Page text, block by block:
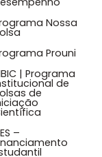
Nossa
Prouni
| Programa
de
de
–